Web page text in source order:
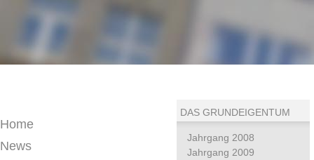
Home
News
DAS GRUNDEIGENTUM
Jahrgang 2008
Jahrgang 2009